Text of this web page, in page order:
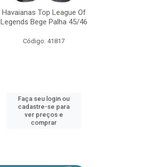
Havaianas Top League Of
Legends Bege Palha 45/46
Código: 41817
Faça seu login ou
cadastre-se para
ver preços e
comprar